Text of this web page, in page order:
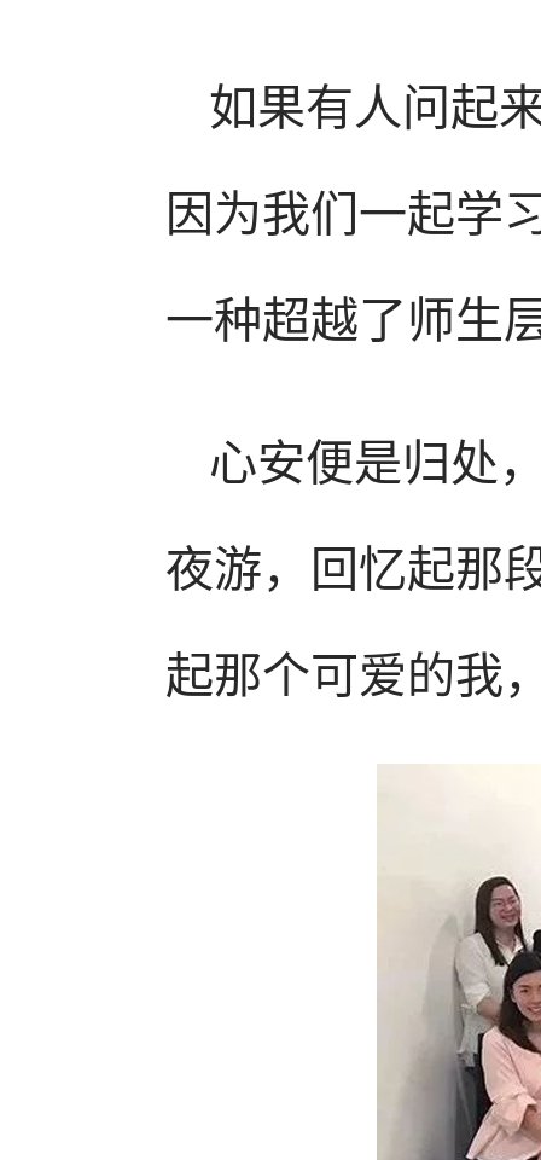
如果有人问起
因为我们一起学
一种超越了师生
心安便是归处
夜游，回忆起那
起那个可爱的我